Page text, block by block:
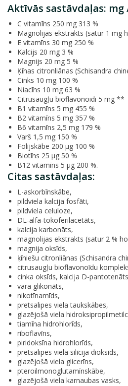
Aktīvās sastāvdaļas:
C vitamīns 250 mg 313 %
Magnolijas ekstrakts (satur 1 mg
E vitamīns 30 mg 250 %
Kalcijs 20 mg 3 %
Magnijs 20 mg 5 %
Ķīnas citronliānas (Schisandra
Cinks 10 mg 100 %
Niacīns 10 mg 63 %
Citrusaugļu bioflavonoīdi 5 mg **
B1 vitamīns 5 mg 455 %
B2 vitamīns 5 mg 357 %
B6 vitamīns 2,5 mg 179 %
Varš 1,5 mg 150 %
Folijskābe 200 μg 100 %
Biotīns 25 μg 50 %
B12 vitamīns 5 μg 200 %.
Citas sastāvdaļas:
L-askorbīnskābe,
pildviela kalcija fosfāti,
pildviela celuloze,
DL-alfa-tokoferilacetāts,
kalcija karbonāts,
magnolijas ekstrakts (satur 2 %
magnija oksīds,
ķīniešu citronliānas (Schisandra
citrusaugļu bioflavonoīdu
cinka oksīds, kalcija D-
vara glikonāts,
nikotīnamīds,
pretsalipes viela taukskābes,
glazējošā viela
tiamīna hidrohlorīds,
riboflavīns,
piridoksīna hidrohlorīds,
pretsalipes viela silīcija dioksīds,
glazējošā viela glicerīns,
pteroilmonoglutamīnskābe,
glazējošā viela karnaubas vasks,